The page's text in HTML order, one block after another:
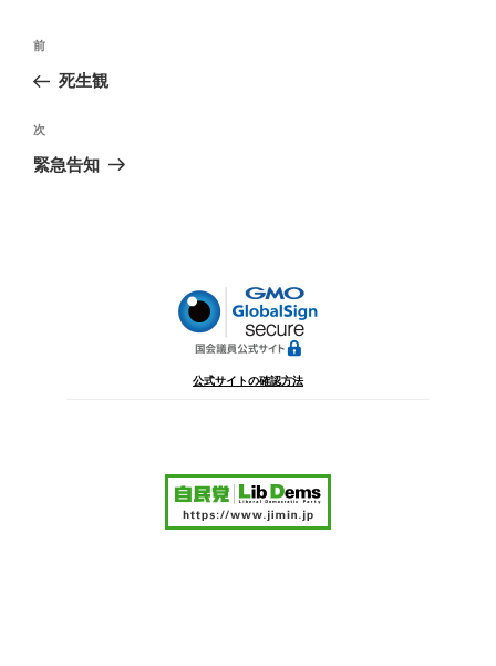
投
ナ
ビ
ゲ
前
の
稿
前
死生観
次
の
次
緊急告知
公式サイトの確認方法